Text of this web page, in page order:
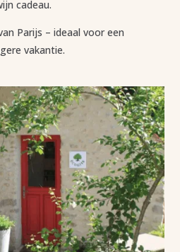
cadeau.
Parijs – ideaal voor een
vakantie.